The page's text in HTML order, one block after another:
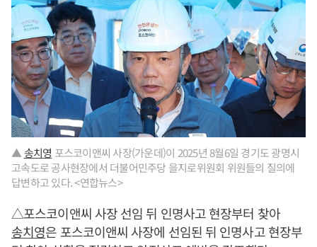
▲송치영 포스코이앤씨 사장(가운데)이 2025년 8월6일 경기도 광명시
고속도로 공사현장에서 더불어민주당 을지로위원회 위원들의 질의에
답변하고 있다. <연합뉴스>
△포스코이앤씨 사장 선임 뒤 인명사고 현장부터 찾아
송치영은 포스코이앤씨 사장에 선임된 뒤 인명사고 현장부